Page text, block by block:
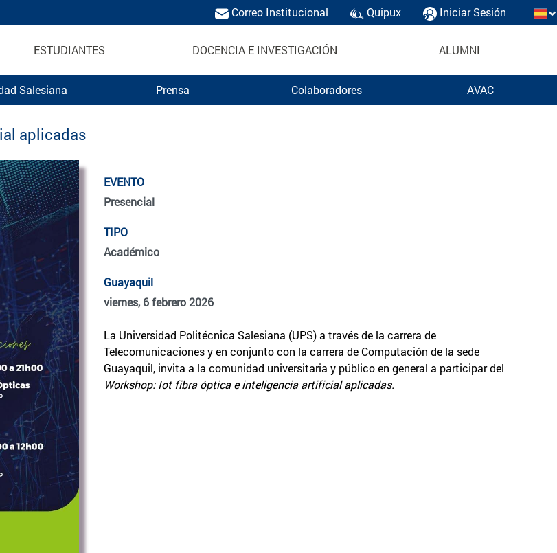
Correo Institucional Quipux Iniciar Sesión
ESTUDIANTES DOCENCIA E INVESTIGACIÓN ALUMNI
Salesiana Prensa Colaboradores AVAC
aplicadas
EVENTO
Presencial
TIPO
Académico
Guayaquil
viernes, 6 febrero 2026
La Universidad Politécnica Salesiana (UPS) a través de la carrera de
Telecomunicaciones y en conjunto con la carrera de Computación de la sede
Guayaquil, invita a la comunidad universitaria y público en general a participar del
Workshop: Iot fibra óptica e inteligencia artificial aplicadas.